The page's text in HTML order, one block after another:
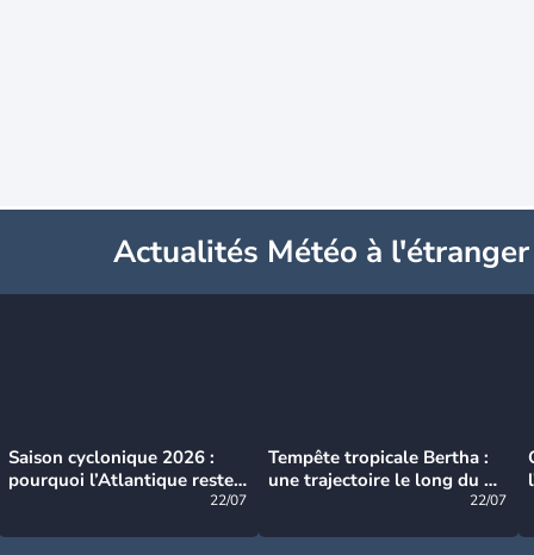
Actualités Météo à l'étranger
Saison cyclonique 2026 :
pourquoi l’Atlantique reste
22/07
Tempête tropicale Bertha :
une trajectoire le long du du
22/07